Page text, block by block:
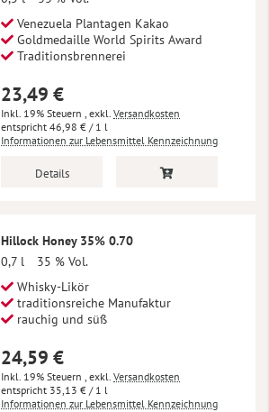
Venezuela Plantagen Kakao
Goldmedaille World Spirits Award
Traditionsbrennerei
23,49 €
Inkl. 19% Steuern , exkl. Versandkosten
46,98 € / 1 l
Informationen zur Lebensmittel Kennzeichnung
Details
Hillock Honey 35% 0.70
0,7 l
35 % Vol.
Whisky-Likör
traditionsreiche Manufaktur
rauchig und süß
24,59 €
Inkl. 19% Steuern , exkl. Versandkosten
35,13 € / 1 l
Informationen zur Lebensmittel Kennzeichnung